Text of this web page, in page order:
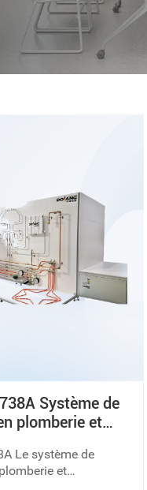
Système de
plomberie et
Le système de
et